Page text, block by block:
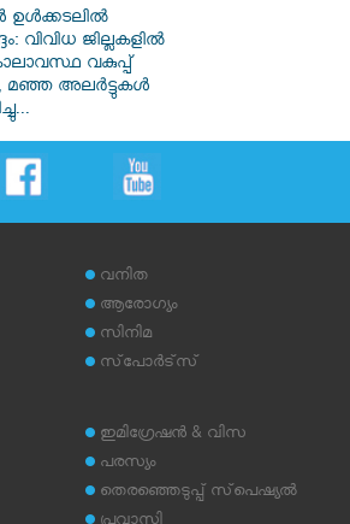
ഉൾക്കടലിൽ
വിവിധ ജില്ലകളിൽ
വകുപ്പ്
മഞ്ഞ അലർട്ടുകൾ
വനിത
ആരോഗ്യം
സിനിമ
സ്‌പോര്‍ട്‌സ്
ഇമിഗ്രേഷന്‍ & വിസ
പരസ്യം
തെരഞ്ഞെടുപ്പ് സ്‌പെഷ്യല്‍